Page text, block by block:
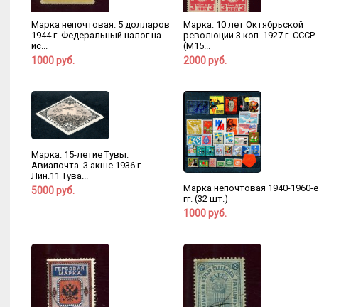
Марка непочтовая. 5 долларов
1944 г. Федеральный налог на
ис...
1000 руб.
Марка. 10 лет Октябрьской
революции 3 коп. 1927 г. СССР
(М15...
2000 руб.
Марка. 15-летие Тувы.
Авиапочта. 3 акше 1936 г.
Лин.11 Тува...
5000 руб.
Марка непочтовая 1940-1960-е
гг. (32 шт.)
1000 руб.